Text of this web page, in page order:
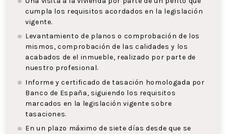
cumpla los requisitos acordados en la legislación
vigente.
Levantamiento de planos o comprobación de los
mismos, comprobación de las calidades y los
acabados de el inmueble, realizado por parte de
nuestro profesional.
Informe y certificado de tasación homologada por
Banco de España, siguiendo los requisitos
marcados en la legislación vigente sobre
tasaciones.
En un plazo máximo de siete días desde que se